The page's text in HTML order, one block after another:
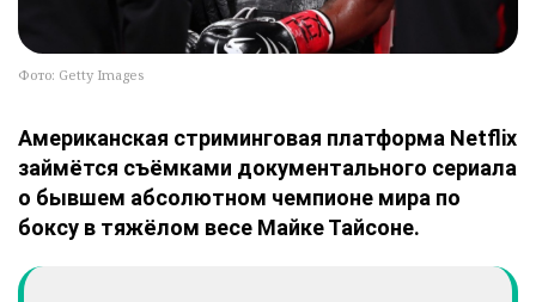
Фото: Getty Images
Американская стриминговая платформа Netflix
займётся съёмками документального сериала
о бывшем абсолютном чемпионе мира по
боксу в тяжёлом весе Майке Тайсоне.